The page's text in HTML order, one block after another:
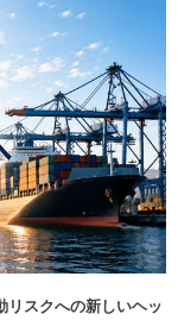
リスクへの新しいヘッ